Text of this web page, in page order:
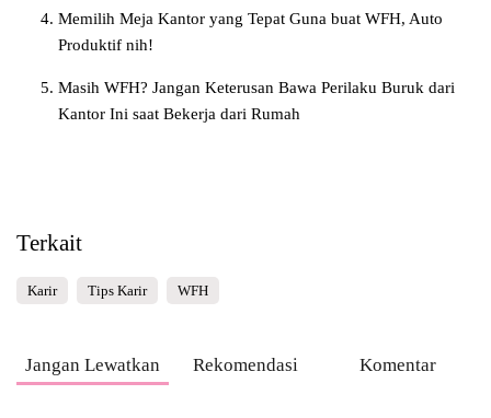
Memilih Meja Kantor yang Tepat Guna buat WFH, Auto
Produktif nih!
Masih WFH? Jangan Keterusan Bawa Perilaku Buruk dari
Kantor Ini saat Bekerja dari Rumah
Terkait
Karir Tips Karir WFH
Jangan Lewatkan Rekomendasi Komentar